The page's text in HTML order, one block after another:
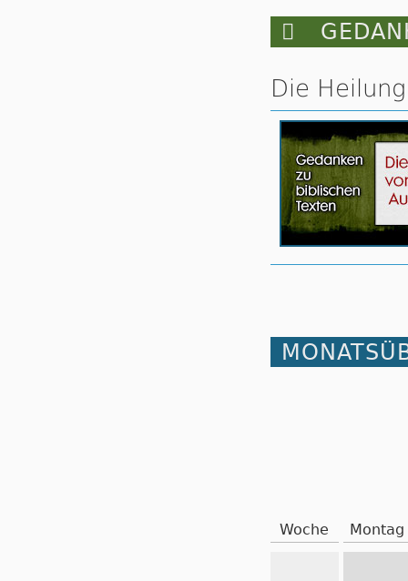

Die
Woche Montag